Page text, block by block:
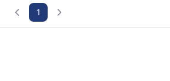
1